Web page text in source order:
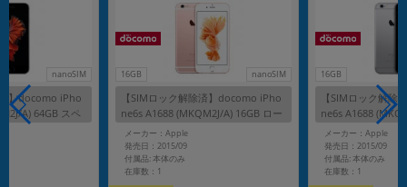
nanoSIM
】docomo iPho
A) 64GB スペ
16GB nanoSIM
【SIMロック解除済】docomo iPho
ne6s A1688 (MKQM2J/A) 16GB ロー
ズゴールド
メーカー：Apple
発売日：2015/09
付属品: 本体のみ
在庫数：1
16GB
【SIMロック解
ne6s A1688
スグレイ
メーカー：Apple
発売日：2015/09
付属品: 本体のみ
在庫数：1